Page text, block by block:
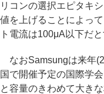
リコンの選択エピタキ
値を上げることによっ
ト電流は100μA以下だと
なおSamsungは来年
国で開催予定の国際学
と容量のきわめて大き